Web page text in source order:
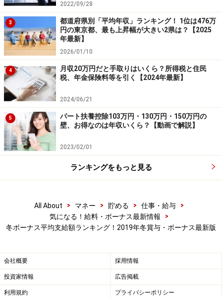
東証1部上場企業のうち、2019年春季交渉時、もしくは同年
夏季交渉時に、“夏冬型”年間協定により、すでに 2019年年末
賞与・一時金を決定している企業 （組合）212社の、2019年
年末賞与・一時金の妥結水準を調査・集計したもの（単純平
均）。 （出典：労務行政研究所「東証第1部上場企業の2019
年年末賞与・一時金（ボーナス）の妥結水準調査」）
大企業のボーナス事情を異なる調査でみてみましょう。
上の表は東証第1部上場企業で「夏冬型」の年間協定で
妥結水準を調査・集計したもの（単純平均）です。
6818円で0.6%減、非製造業は65万1305円、1.8%増と、
製造業のマイナスが全体を押し下げた状態です。
2022/09/28
3
都道府県別「平均年収」ランキング！ 1位は476万
円の東京都、最も上昇幅が大きい2県は？【2025
年最新】
2026/01/10
4
月収20万円だと手取りはいくら？所得税と住民
税、年金保険料等を引く【2024年最新】
2024/06/21
5
パート扶養控除103万円・130万円・150万円の
壁、お得なのは年収いくら？【動画で解説】
2023/02/01
ランキングをもっと見る
All About > マネー > 貯める > 仕事・給与
>
気になる！給料・ボーナス最新情報
>
冬ボーナス平均支給額ランキング！2019年冬賞与・ボーナス最新版
会社概要 採用情報
投資家情報 広告掲載
利用規約 プライバシーポリシー